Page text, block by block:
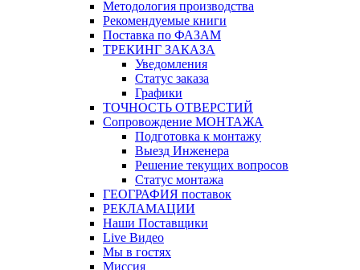
Методология производства
Рекомендуемые книги
Поставка по ФАЗАМ
ТРЕКИНГ ЗАКАЗА
Уведомления
Статус заказа
Графики
ТОЧНОСТЬ ОТВЕРСТИЙ
Сопровождение МОНТАЖА
Подготовка к монтажу
Выезд Инженера
Решение текущих вопросов
Статус монтажа
ГЕОГРАФИЯ поставок
РЕКЛАМАЦИИ
Наши Поставщики
Live Видео
Мы в гостях
Миссия